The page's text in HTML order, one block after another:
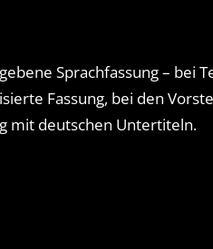
Sprachfassung – bei
Fassung, bei den
mit deutschen Untertiteln.